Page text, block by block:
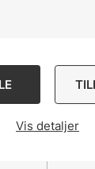
Vis detaljer